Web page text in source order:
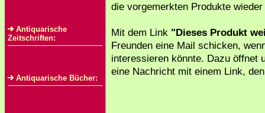
Antiquarische
Zeitschriften:
Antiquarische Bücher:
die vorgemerkten Produkte
Mit dem Link "Dieses Produkt
Freunden eine Mail schicken,
interessieren könnte. Dazu öffnet
eine Nachricht mit einem Link,